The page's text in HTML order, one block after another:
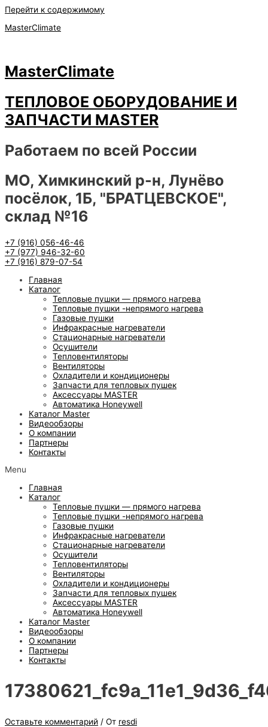
Перейти к содержимому
MasterClimate
MasterClimate
ТЕПЛОВОЕ ОБОРУДОВАНИЕ И
ЗАПЧАСТИ MASTER
Работаем по всей России
МО, Химкинский р-н, Лунёво
посёлок, 1Б, "БРАТЦЕВСКОЕ",
склад №16
+7 (916) 056-46-46
+7 (977) 946-32-60
+7 (916) 879-07-54
Главная
Каталог
Тепловые пушки — прямого нагрева
Тепловые пушки -непрямого нагрева
Газовые пушки
Инфракрасные нагреватели
Стационарные нагреватели
Осушители
Тепловентиляторы
Вентиляторы
Охладители и кондиционеры
Запчасти для тепловых пушек
Аксессуары MASTER
Автоматика Honeywell
Каталог Master
Видеообзоры
О компании
Партнеры
Контакты
Menu
Главная
Каталог
Тепловые пушки — прямого нагрева
Тепловые пушки -непрямого нагрева
Газовые пушки
Инфракрасные нагреватели
Стационарные нагреватели
Осушители
Тепловентиляторы
Вентиляторы
Охладители и кондиционеры
Запчасти для тепловых пушек
Аксессуары MASTER
Автоматика Honeywell
Каталог Master
Видеообзоры
О компании
Партнеры
Контакты
Оставьте комментарий / От resdi